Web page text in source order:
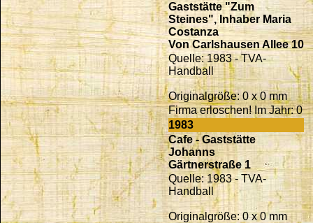
Gaststätte "Zum
Steines", Inhaber Maria
Costanza
Von Carlshausen Allee 10
Quelle: 1983 - TVA-
Handball
Originalgröße: 0 x 0 mm
Firma erloschen! Im Jahr: 0
1983
Cafe - Gaststätte
Johanns
Gärtnerstraße 1
Quelle: 1983 - TVA-
Handball
Originalgröße: 0 x 0 mm